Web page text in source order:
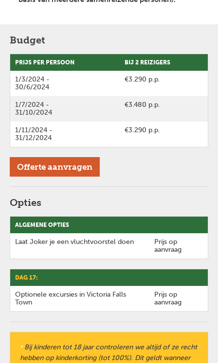
Budget
PRIJS PER PERSOON BIJ 2 REIZIGERS
1/3/2024 -
30/6/2024
€3.290 p.p.
1/7/2024 -
31/10/2024
€3.480 p.p.
1/11/2024 -
31/12/2024
€3.290 p.p.
Offerte aanvragen
Opties
ALGEMENE OPTIES
Laat Joker je een vluchtvoorstel doen
Prijs op
aanvraag
DAG 17:
Optionele excursies in Victoria Falls
Town
Prijs op
aanvraag
*Bij kinderen tot 18 jaar controleren we altijd of ze recht
hebben op kinderkorting (tot 100%). Dit geldt wanneer